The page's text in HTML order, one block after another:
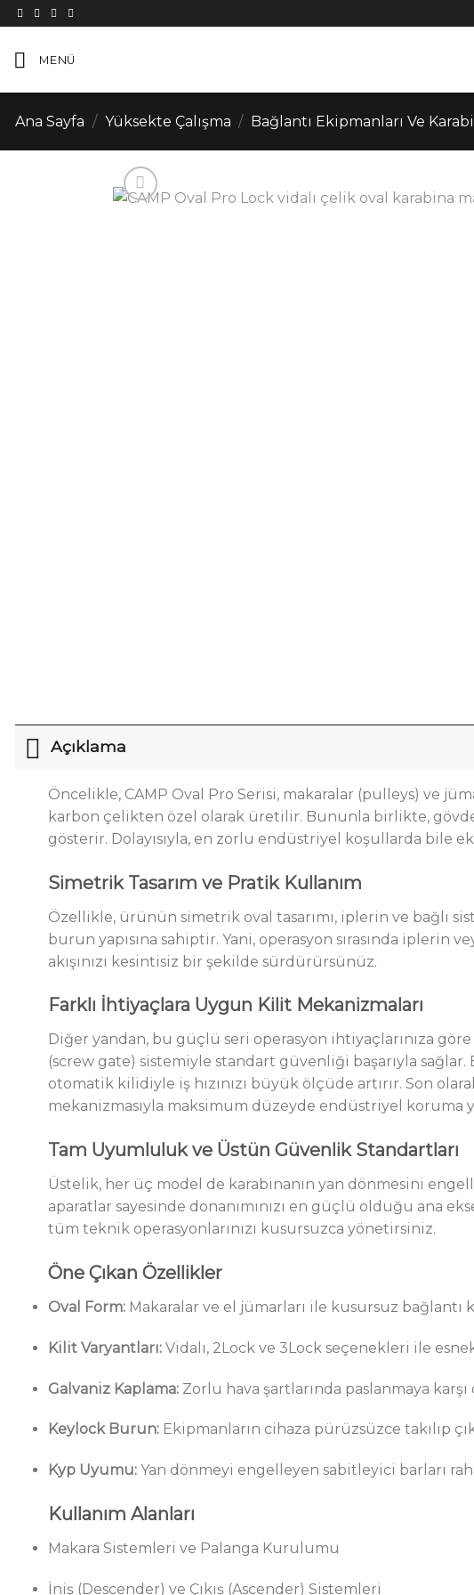
İçeriğe
atla
MENÜ
Ana Sayfa / Yüksekte Çalışma / Bağlantı Ekipmanları Ve
Açıklama
Öncelikle, CAMP Oval Pro Serisi, makaralar (pulleys) ve
karbon çelikten özel olarak üretilir. Bununla birlikte,
gösterir. Dolayısıyla, en zorlu endüstriyel koşullarda bile
Simetrik Tasarım ve Pratik Kullanım
Özellikle, ürünün simetrik oval tasarımı, iplerin ve bağlı
burun yapısına sahiptir. Yani, operasyon sırasında iplerin
akışınızı kesintisiz bir şekilde sürdürürsünüz.
Farklı İhtiyaçlara Uygun Kilit Mekanizmaları
Diğer yandan, bu güçlü seri operasyon ihtiyaçlarınıza
(screw gate) sistemiyle standart güvenliği başarıyla sağlar.
otomatik kilidiyle iş hızınızı büyük ölçüde artırır. Son
mekanizmasıyla maksimum düzeyde endüstriyel koruma
Tam Uyumluluk ve Üstün Güvenlik Standartları
Üstelik, her üç model de karabinanın yan dönmesini
aparatlar sayesinde donanımınızı en güçlü olduğu ana
tüm teknik operasyonlarınızı kusursuzca yönetirsiniz.
Öne Çıkan Özellikler
Oval Form:Makaralar ve el jümarları ile kusursuz bağlantı
Kilit Varyantları:Vidalı, 2Lock ve 3Lock seçenekleri ile
Galvaniz Kaplama:Zorlu hava şartlarında paslanmaya karşı
Keylock Burun:Ekipmanların cihaza pürüzsüzce takılıp
Kyp Uyumu:Yan dönmeyi engelleyen sabitleyici barları
Kullanım Alanları
Makara Sistemleri ve Palanga Kurulumu
İniş (Descender) ve Çıkış (Ascender) Sistemleri